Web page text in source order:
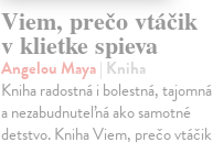
Viem, prečo vtáčik
v klietke spieva
Angelou Maya| Kniha
Kniha radostná i bolestná, tajomná
a nezabudnuteľná ako samotné
detstvo. Kniha Viem, prečo vtáčik